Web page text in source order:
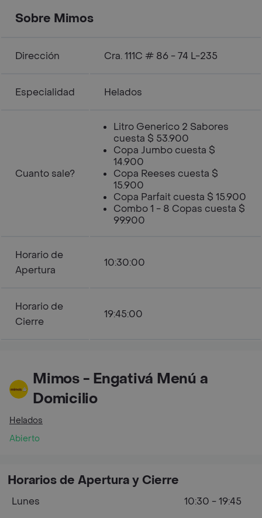
Sobre Mimos
Dirección Cra. 111C # 86 - 74 L-235
Especialidad Helados
Cuanto sale?
Litro Generico 2 Sabores
cuesta $ 53.900
Copa Jumbo cuesta $
14.900
Copa Reeses cuesta $
15.900
Copa Parfait cuesta $ 15.900
Combo 1 - 8 Copas cuesta $
99.900
Horario de
Apertura
10:30:00
Horario de
Cierre
19:45:00
Mimos - Engativá Menú a
Domicilio
Helados
Abierto
Horarios de Apertura y Cierre
Lunes
10:30 - 19:45